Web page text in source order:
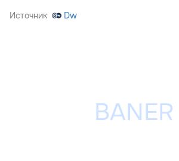
Источник Dw